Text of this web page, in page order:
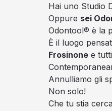
Hai uno Studio
Oppure sei
Odontool® è la
È il luogo
Frosinone e
Annulliamo gli
Non solo!
Che tu stia